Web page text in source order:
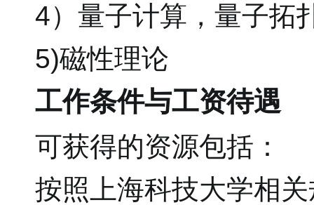
4）量子计算，量子拓
5)磁性理论
工作条件与工资待遇
可获得的资源包括：
按照上海科技大学相